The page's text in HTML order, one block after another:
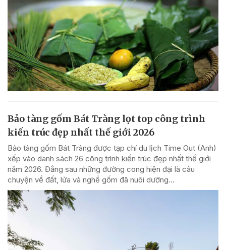
Bảo tàng gốm Bát Tràng lọt top công trình
kiến trúc đẹp nhất thế giới 2026
Bảo tàng gốm Bát Tràng được tạp chí du lịch Time Out (Anh)
xếp vào danh sách 26 công trình kiến trúc đẹp nhất thế giới
năm 2026. Đằng sau những đường cong hiện đại là câu
chuyện về đất, lửa và nghề gốm đã nuôi dưỡng...